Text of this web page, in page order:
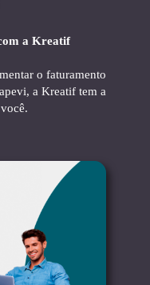
a Kreatif
o faturamento
a Kreatif tem a